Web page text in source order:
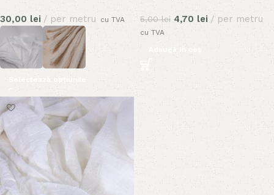
30,00 lei per metru cu TVA
Selectează opțiunile
5,00lei 4,70 lei per metru
cu TVA
Adaugă în coș